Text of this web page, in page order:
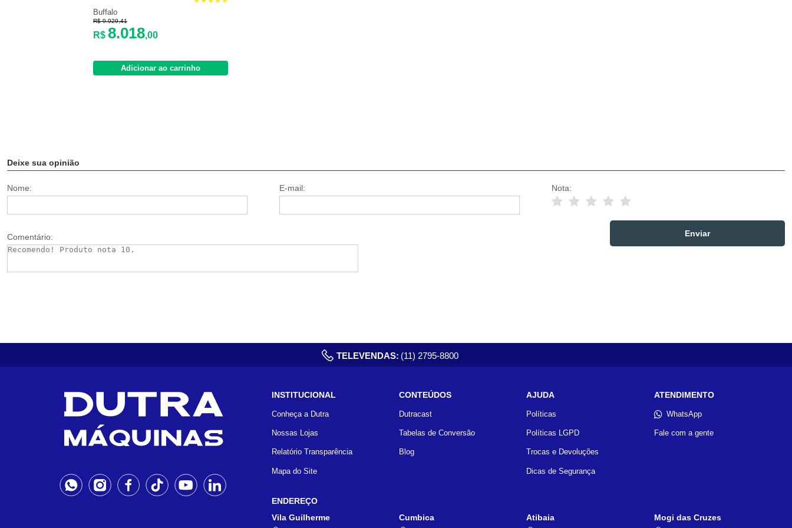
Buffalo
R$ 9.929,41
R$ 8.018,00
Adicionar ao carrinho
Deixe sua opinião
Nome: E-mail: Nota:
Comentário:
TELEVENDAS: (11) 2795-8800
INSTITUCIONAL
Conheça a Dutra
Nossas Lojas
Relatório Transparência
Mapa do Site
CONTEÚDOS
Dutracast
Tabelas de Conversão
Blog
AJUDA
Políticas
Políticas LGPD
Trocas e Devoluções
Dicas de Segurança
ATENDIMENTO
WhatsApp
Fale com a gente
ENDEREÇO
Vila Guilherme
Cumbica Atibaia Mogi das Cruzes